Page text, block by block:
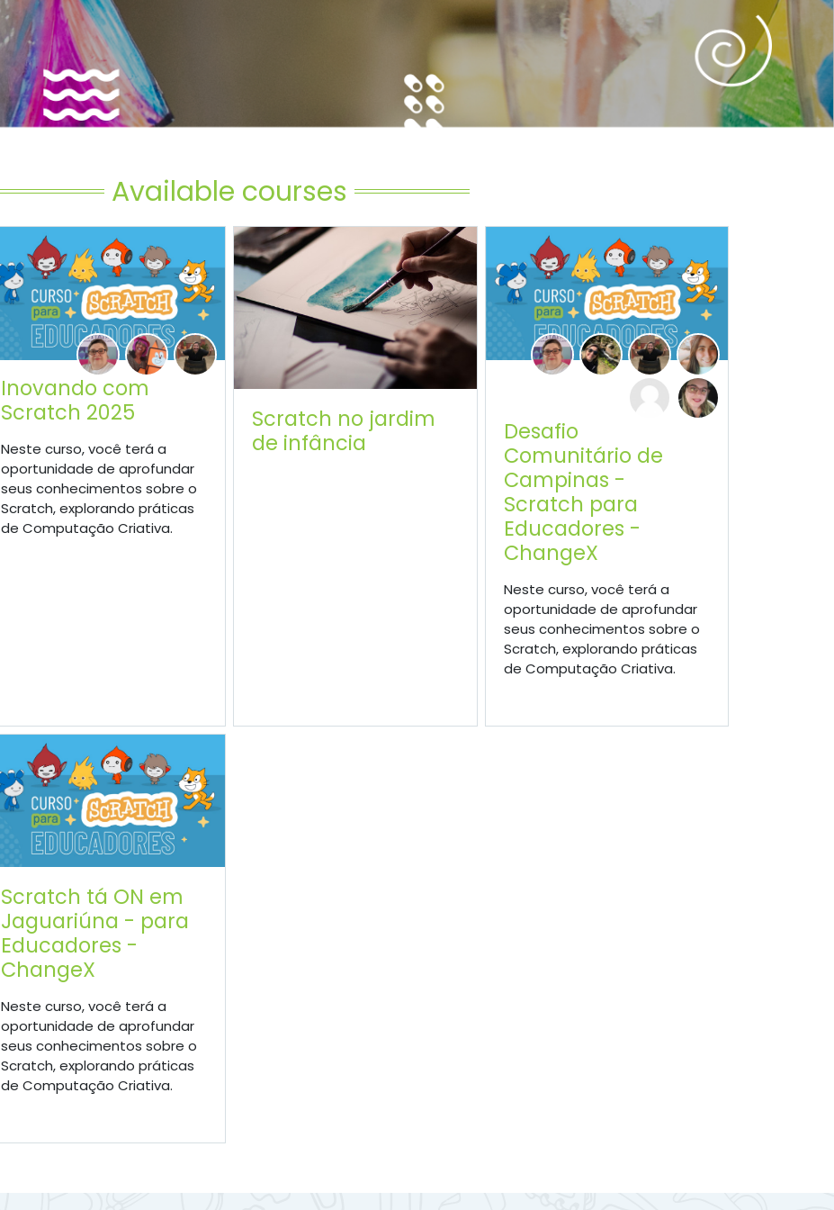
Available courses
Inovando com
Scratch 2025
Neste curso, você terá a
oportunidade de aprofundar
seus conhecimentos sobre o
Scratch, explorando práticas
de Computação Criativa.
Scratch no jardim
de infância
Desafio
Comunitário de
Campinas -
Scratch para
Educadores -
ChangeX
Neste curso, você terá a
oportunidade de aprofundar
seus conhecimentos sobre o
Scratch, explorando práticas
de Computação Criativa.
Scratch tá ON em
Jaguariúna - para
Educadores -
ChangeX
Neste curso, você terá a
oportunidade de aprofundar
seus conhecimentos sobre o
Scratch, explorando práticas
de Computação Criativa.